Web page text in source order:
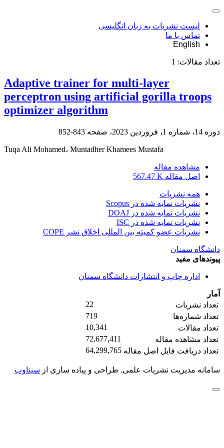
لیست نشریات به زبان انگلیسی
تماس با ما
English
تعداد مقالات: 1
Adaptive trainer for multi-layer
perceptron using artificial gorilla troops
optimizer algorithm
دوره 14، شماره 1، فروردین 2023، صفحه 843-852
Tuqa Ali Mohamed، Muntadher Khamees Mustafa
مشاهده مقاله
اصل مقاله 567.47 K
همه نشریات
نشریات نمایه شده در Scopus
نشریات نمایه شده در DOAJ
نشریات نمایه شده در ISC
نشریات عضو کمیته بین المللی اخلاق نشر COPE
دانشگاه سمنان
پیوندهای مفید
اداره چاپ و انتشارات دانشگاه سمنان
آمار
تعداد نشریات
22
تعداد شماره‌ها
719
تعداد مقالات
10,341
تعداد مشاهده مقاله
72,677,411
تعداد دریافت فایل اصل مقاله 64,299,765
سامانه مدیریت نشریات علمی. طراحی و پیاده سازی از سیناوب